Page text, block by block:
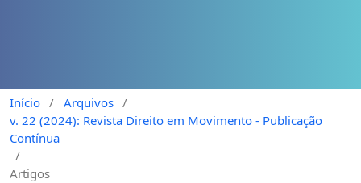
Início / Arquivos /
v. 22 (2024): Revista Direito em Movimento - Publicação
Contínua
/
Artigos